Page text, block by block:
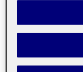
Missió